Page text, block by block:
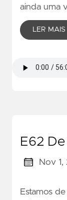
ainda uma
LER MAIS
E62
Nov 1,
Estamos